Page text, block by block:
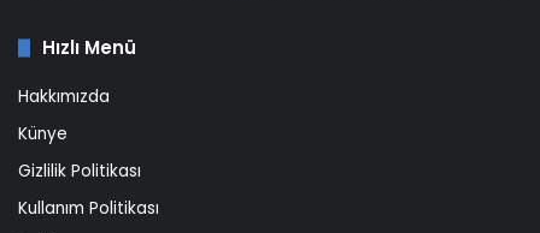
Hızlı Menü
Hakkımızda
Künye
Gizlilik Politikası
Kullanım Politikası